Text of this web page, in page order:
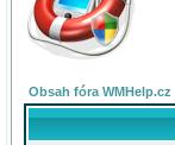
Obsah fóra WMHelp.cz